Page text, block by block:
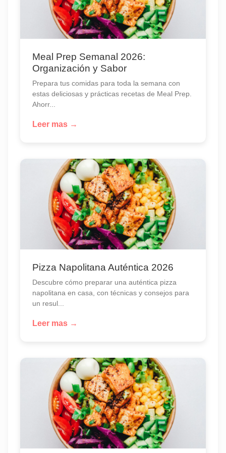
Meal Prep Semanal 2026:
Organización y Sabor
Prepara tus comidas para toda la semana con
estas deliciosas y prácticas recetas de Meal Prep.
Ahorr...
Leer mas →
Pizza Napolitana Auténtica 2026
Descubre cómo preparar una auténtica pizza
napolitana en casa, con técnicas y consejos para
un resul...
Leer mas →